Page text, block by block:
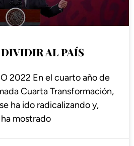
DIVIDIR AL PAÍS
2022 En el cuarto año de
Cuarta Transformación,
ha ido radicalizando y,
mostrado